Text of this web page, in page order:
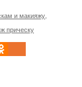
и макияжу
прическу